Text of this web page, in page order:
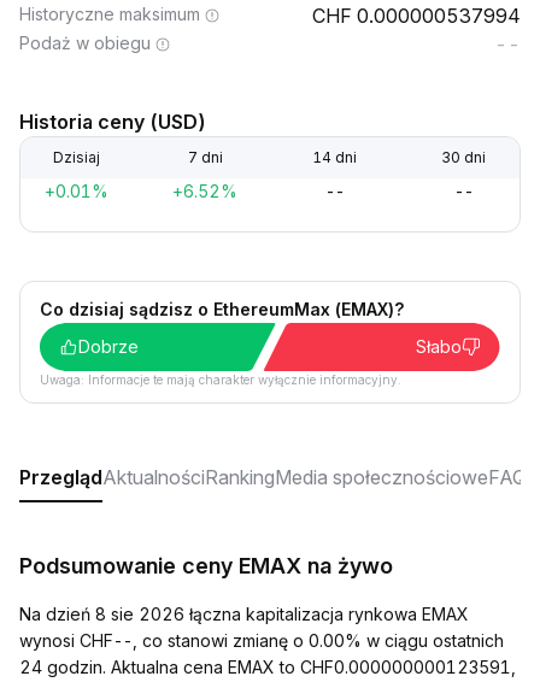
Historyczne maksimum 0.000000537994
Podaż w obiegu --
Historia ceny (USD)
Dzisiaj 7 dni 14 dni 30 dni
+0.01% +6.52% -- --
Co dzisiaj sądzisz o EthereumMax (EMAX)?
Dobrze
Słabo
Uwaga: Informacje te mają charakter wyłącznie informacyjny.
PrzeglądAktualnościRankingMedia społecznościoweFAQ
Podsumowanie ceny EMAX na żywo
Na dzień 8 sie 2026 łączna kapitalizacja rynkowa EMAX
wynosi CHF--, co stanowi zmianę o 0.00% w ciągu ostatnich
24 godzin. Aktualna cena EMAX to CHF0.000000000123591,